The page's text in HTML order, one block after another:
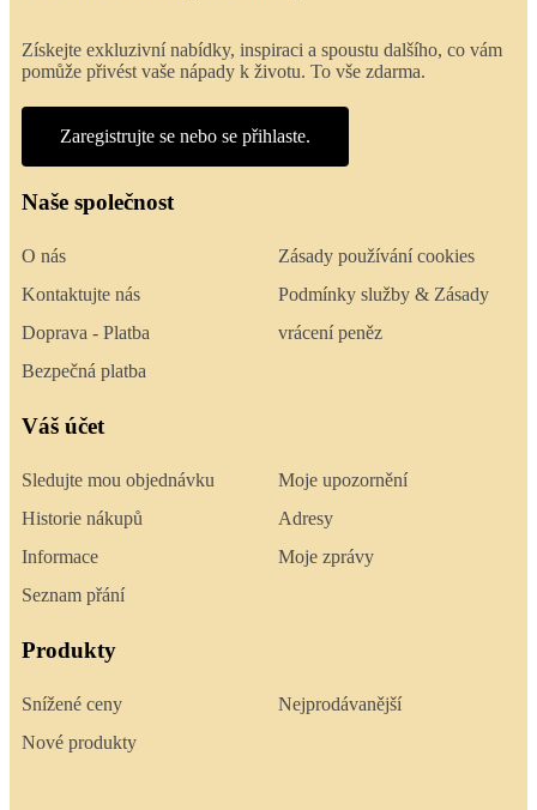
Získejte exkluzivní nabídky, inspiraci a spoustu dalšího, co vám
pomůže přivést vaše nápady k životu. To vše zdarma.
Zaregistrujte se nebo se přihlaste.
Naše společnost
O nás
Kontaktujte nás
Doprava - Platba
Bezpečná platba
Zásady používání cookies
Podmínky služby & Zásady
vrácení peněz
Váš účet
Sledujte mou objednávku
Historie nákupů
Informace
Seznam přání
Moje upozornění
Adresy
Moje zprávy
Produkty
Snížené ceny
Nové produkty
Nejprodávanější